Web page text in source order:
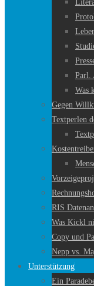
Parl.
Was
Gegen
Textperlen
RIS
Was Kickl
Copy und
Nepp vs.
Unterstützung
Ein